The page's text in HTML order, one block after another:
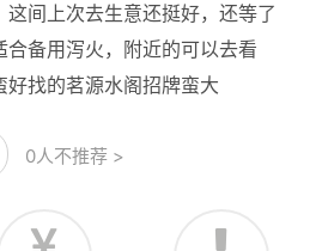
间上次去生意还挺好，还等了
备用泻火，附近的可以去看
找的茗源水阁招牌蛮大
0人不推荐 >